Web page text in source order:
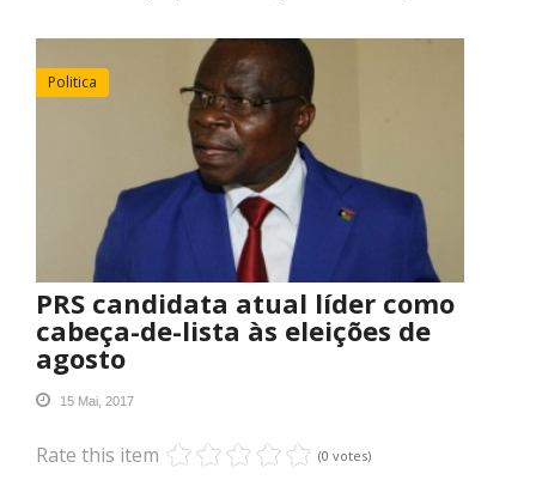
Politica
PRS candidata atual líder como
cabeça-de-lista às eleições de
agosto
15 Mai, 2017
Rate this item (0 votes)